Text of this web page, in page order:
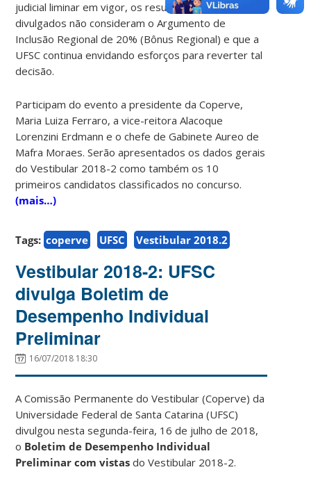
judicial liminar em vigor, os resultados a serem
divulgados não consideram o Argumento de
Inclusão Regional de 20% (Bônus Regional) e que a
UFSC continua envidando esforços para reverter tal
decisão.
Participam do evento a presidente da Coperve,
Maria Luiza Ferraro, a vice-reitora Alacoque
Lorenzini Erdmann e o chefe de Gabinete Aureo de
Mafra Moraes. Serão apresentados os dados gerais
do Vestibular 2018-2 como também os 10
primeiros candidatos classificados no concurso.
(mais…)
Tags: coperve UFSC Vestibular 2018.2
Vestibular 2018-2: UFSC
divulga Boletim de
Desempenho Individual
Preliminar
16/07/2018 18:30
A Comissão Permanente do Vestibular (Coperve) da
Universidade Federal de Santa Catarina (UFSC)
divulgou nesta segunda-feira, 16 de julho de 2018,
o Boletim de Desempenho Individual
Preliminar com vistas do Vestibular 2018-2.